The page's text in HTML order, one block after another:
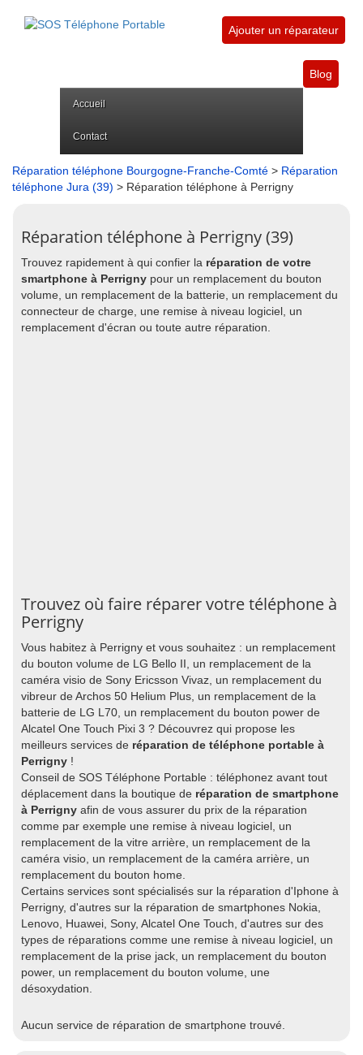
Ajouter un réparateur
Blog
Accueil
Contact
Réparation téléphone Bourgogne-Franche-Comté > Réparation
téléphone Jura (39) > Réparation téléphone à Perrigny
Réparation téléphone à Perrigny (39)
Trouvez rapidement à qui confier la réparation de votre
smartphone à Perrigny pour un remplacement du bouton
volume, un remplacement de la batterie, un remplacement du
connecteur de charge, une remise à niveau logiciel, un
remplacement d'écran ou toute autre réparation.
Trouvez où faire réparer votre téléphone à
Perrigny
Vous habitez à Perrigny et vous souhaitez : un remplacement
du bouton volume de LG Bello II, un remplacement de la
caméra visio de Sony Ericsson Vivaz, un remplacement du
vibreur de Archos 50 Helium Plus, un remplacement de la
batterie de LG L70, un remplacement du bouton power de
Alcatel One Touch Pixi 3 ? Découvrez qui propose les
meilleurs services de réparation de téléphone portable à
Perrigny !
Conseil de SOS Téléphone Portable : téléphonez avant tout
déplacement dans la boutique de réparation de smartphone
à Perrigny afin de vous assurer du prix de la réparation
comme par exemple une remise à niveau logiciel, un
remplacement de la vitre arrière, un remplacement de la
caméra visio, un remplacement de la caméra arrière, un
remplacement du bouton home.
Certains services sont spécialisés sur la réparation d'Iphone à
Perrigny, d'autres sur la réparation de smartphones Nokia,
Lenovo, Huawei, Sony, Alcatel One Touch, d'autres sur des
types de réparations comme une remise à niveau logiciel, un
remplacement de la prise jack, un remplacement du bouton
power, un remplacement du bouton volume, une
désoxydation.
Aucun service de réparation de smartphone trouvé.